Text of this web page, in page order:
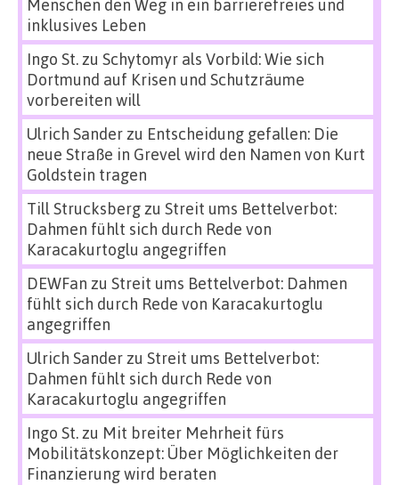
Menschen den Weg in ein barrierefreies und
inklusives Leben
Ingo St.zu Schytomyr als Vorbild: Wie sich
Dortmund auf Krisen und Schutzräume
vorbereiten will
Ulrich Sanderzu Entscheidung gefallen: Die
neue Straße in Grevel wird den Namen von Kurt
Goldstein tragen
Till Strucksbergzu Streit ums Bettelverbot:
Dahmen fühlt sich durch Rede von
Karacakurtoglu angegriffen
DEWFan zu Streit ums Bettelverbot: Dahmen
fühlt sich durch Rede von Karacakurtoglu
angegriffen
Ulrich Sanderzu Streit ums Bettelverbot:
Dahmen fühlt sich durch Rede von
Karacakurtoglu angegriffen
Ingo St.zu Mit breiter Mehrheit fürs
Mobilitätskonzept: Über Möglichkeiten der
Finanzierung wird beraten